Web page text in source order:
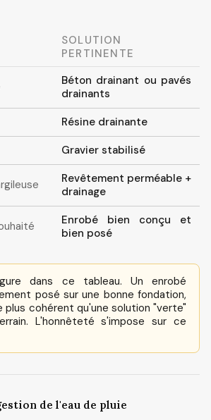
SOLUTION
PERTINENTE
Béton drainant ou pavés
drainants
Résine drainante
Gravier stabilisé
Revêtement perméable +
drainage
Enrobé bien conçu et
bien posé
dans ce tableau. Un enrobé
posé sur une bonne fondation,
cohérent qu'une solution "verte"
L'honnêteté s'impose sur ce
de l'eau de pluie